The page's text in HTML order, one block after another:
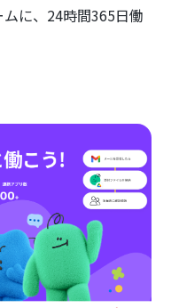
に、24時間365日働